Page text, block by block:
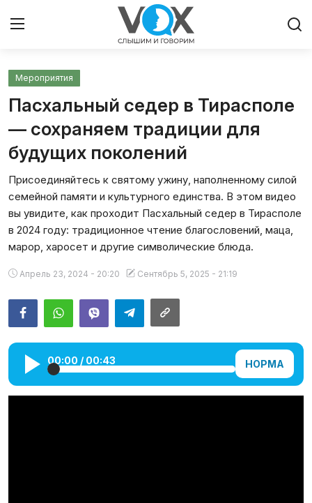
Главная
Люди
Община
Милосердие
Культура
Галерея
Календарь
Места и организации
Мероприятия
Пасхальный седер в Тирасполе
— сохраняем традиции для
будущих поколений
Присоединяйтесь к святому ужину, наполненному силой
семейной памяти и культурного единства. В этом видео
вы увидите, как проходит Пасхальный седер в Тирасполе
в 2024 году: традиционное чтение благословений, маца,
марор, харосет и другие символические блюда.
Апрель 23, 2024 - 20:20 Сентябрь 5, 2025 - 21:19
00:00 / 00:43 НОРМА